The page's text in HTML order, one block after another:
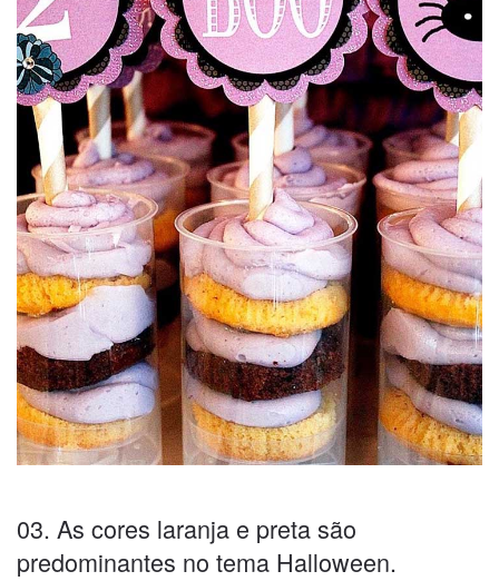
03. As cores laranja e preta são
predominantes no tema Halloween.